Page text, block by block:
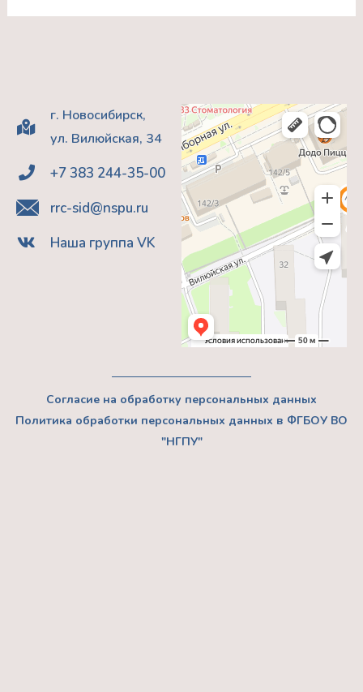
«НГПУ»
наук,
доцент
социальной
психологии
и
г. Новосибирск,
ул. Вилюйская, 34
+7 383 244-35-00
rrc-sid@nspu.ru
Наша группа VK
Согласие на обработку персональных данных
Политика обработки персональных данных в ФГБОУ ВО
"НГПУ"